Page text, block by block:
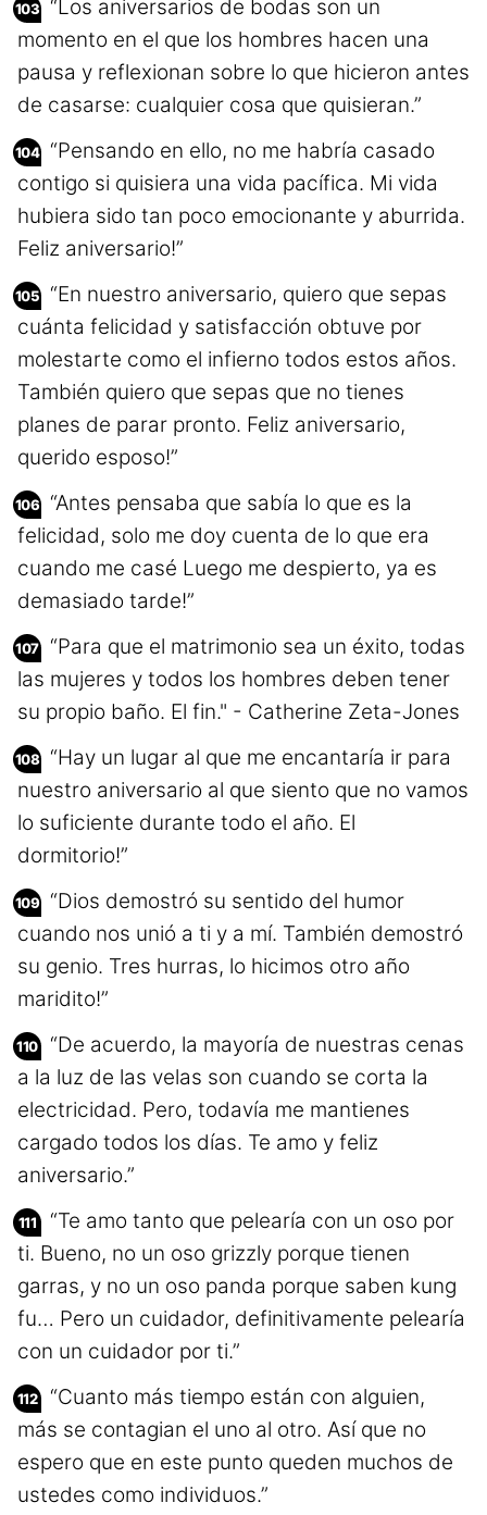
“Los aniversarios de bodas son un
momento en el que los hombres hacen una
pausa y reflexionan sobre lo que hicieron antes
de casarse: cualquier cosa que quisieran.”
“Pensando en ello, no me habría casado
contigo si quisiera una vida pacífica. Mi vida
hubiera sido tan poco emocionante y aburrida.
Feliz aniversario!”
“En nuestro aniversario, quiero que sepas
cuánta felicidad y satisfacción obtuve por
molestarte como el infierno todos estos años.
También quiero que sepas que no tienes
planes de parar pronto. Feliz aniversario,
querido esposo!”
“Antes pensaba que sabía lo que es la
felicidad, solo me doy cuenta de lo que era
cuando me casé Luego me despierto, ya es
demasiado tarde!”
“Para que el matrimonio sea un éxito, todas
las mujeres y todos los hombres deben tener
su propio baño. El fin." - Catherine Zeta-Jones
“Hay un lugar al que me encantaría ir para
nuestro aniversario al que siento que no vamos
lo suficiente durante todo el año. El
dormitorio!”
“Dios demostró su sentido del humor
cuando nos unió a ti y a mí. También demostró
su genio. Tres hurras, lo hicimos otro año
maridito!”
“De acuerdo, la mayoría de nuestras cenas
a la luz de las velas son cuando se corta la
electricidad. Pero, todavía me mantienes
cargado todos los días. Te amo y feliz
aniversario.”
“Te amo tanto que pelearía con un oso por
ti. Bueno, no un oso grizzly porque tienen
garras, y no un oso panda porque saben kung
fu… Pero un cuidador, definitivamente pelearía
con un cuidador por ti.”
“Cuanto más tiempo están con alguien,
más se contagian el uno al otro. Así que no
espero que en este punto queden muchos de
ustedes como individuos.”